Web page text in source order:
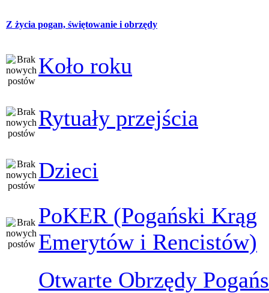
Z życia pogan, świętowanie i obrzędy
Koło roku
Rytuały przejścia
Dzieci
PoKER (Pogański Krąg
Emerytów i Rencistów)
Otwarte Obrzędy